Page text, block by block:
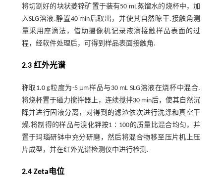
将切割好的块状菱锌矿置于装有50 mL蒸馏水的烧杯中，加
入SLG溶液.静置40 min后取出，并使其自然晾干.接触角测
量采用座滴法，借助摄像机记录液滴接触样品表面的过
程，经软件处理后，可得到样品表面接触角.
2.3 红外光谱
称取1.0 g粒度为-5 μm样品与30 mL SLG溶液在烧杯中混合.
将烧杯置于磁力搅拌器上，连续搅拌30 min后，使其自然沉
降并进行固液分离，对得到的滤渣依次进行洗涤和真空干
燥.将制得的样品与溴化钾按1∶100的质量比混合均匀，并
置于玛瑙研钵中充分研磨，然后将混合物移至压片机上压
片成型，并在红外光谱检测仪中进行检测.
2.4 Zeta电位